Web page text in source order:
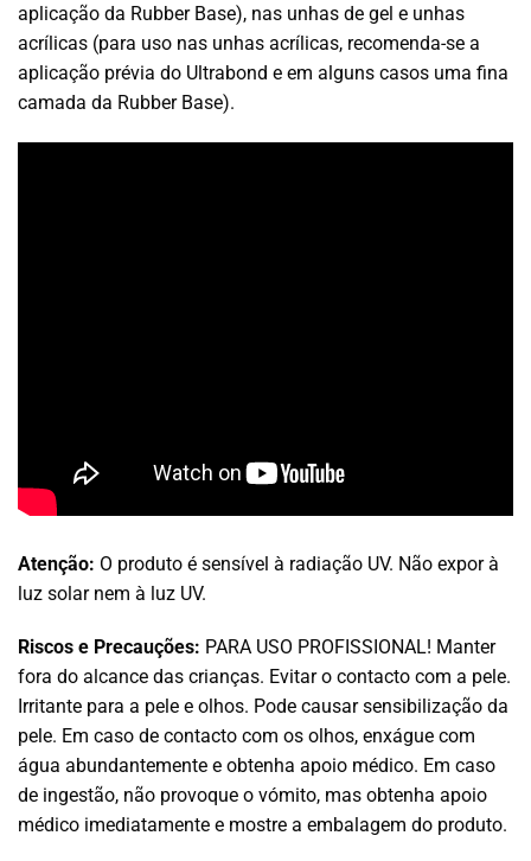
aplicação da Rubber Base), nas unhas de gel e unhas
acrílicas (para uso nas unhas acrílicas, recomenda-se a
aplicação prévia do Ultrabond e em alguns casos uma fina
camada da Rubber Base).
Atenção: O produto é sensível à radiação UV. Não expor à
luz solar nem à luz UV.
Riscos e Precauções: PARA USO PROFISSIONAL! Manter
fora do alcance das crianças. Evitar o contacto com a pele.
Irritante para a pele e olhos. Pode causar sensibilização da
pele. Em caso de contacto com os olhos, enxágue com
água abundantemente e obtenha apoio médico. Em caso
de ingestão, não provoque o vómito, mas obtenha apoio
médico imediatamente e mostre a embalagem do produto.